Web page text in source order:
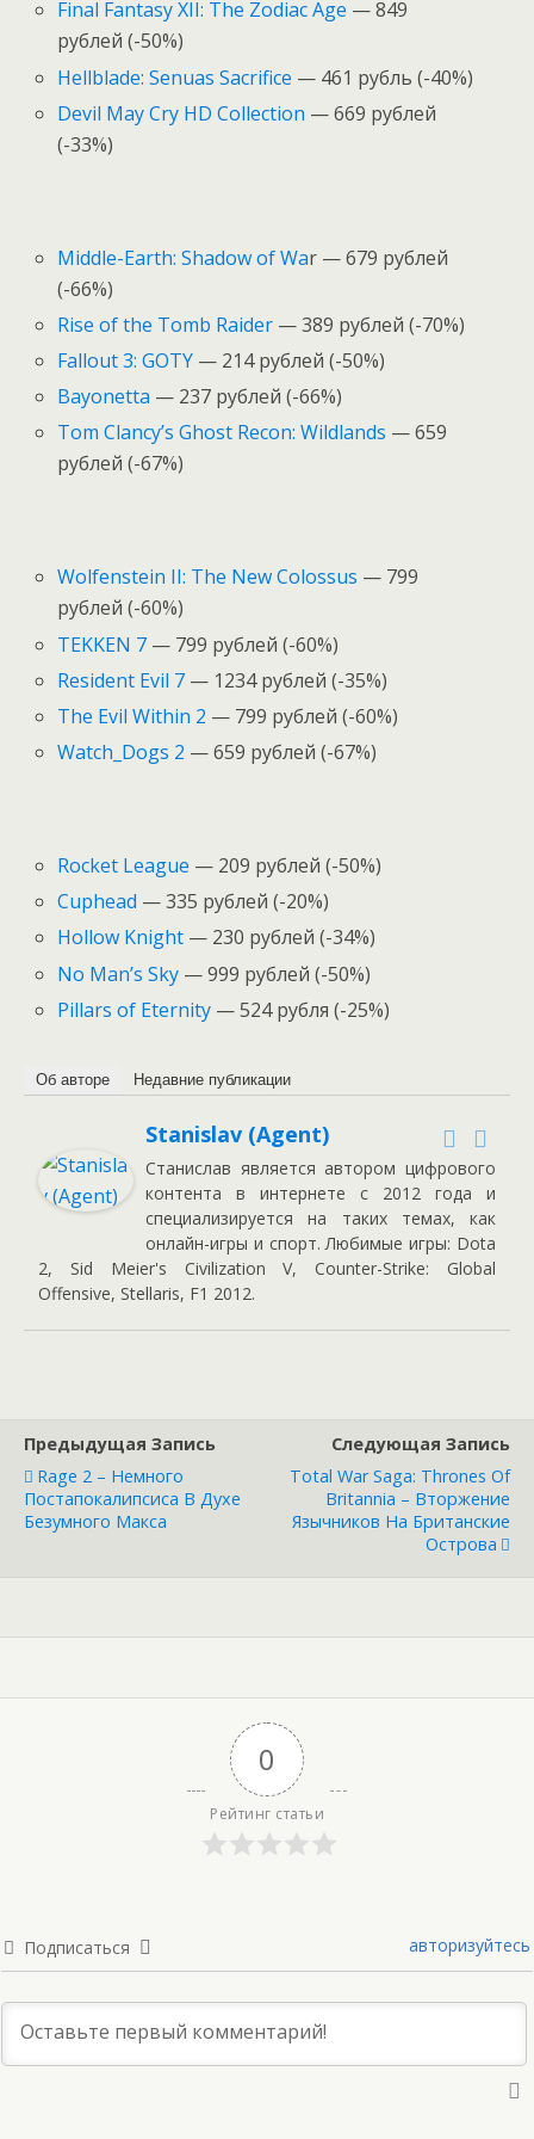
Final Fantasy XII: The Zodiac Age — 849
рублей (-50%)
Hellblade: Senuas Sacrifice — 461 рубль (-40%)
Devil May Cry HD Collection — 669 рублей
(-33%)
Middle-Earth: Shadow of War — 679 рублей
(-66%)
Rise of the Tomb Raider — 389 рублей (-70%)
Fallout 3: GOTY — 214 рублей (-50%)
Bayonetta — 237 рублей (-66%)
Tom Clancy’s Ghost Recon: Wildlands — 659
рублей (-67%)
Wolfenstein II: The New Colossus — 799
рублей (-60%)
TEKKEN 7 — 799 рублей (-60%)
Resident Evil 7 — 1234 рублей (-35%)
The Evil Within 2 — 799 рублей (-60%)
Watch_Dogs 2 — 659 рублей (-67%)
Rocket League — 209 рублей (-50%)
Cuphead — 335 рублей (-20%)
Hollow Knight — 230 рублей (-34%)
No Man’s Sky — 999 рублей (-50%)
Pillars of Eternity — 524 рубля (-25%)
Об авторе Недавние публикации
Stanislav (Agent)
Станислав является автором цифрового
контента в интернете с 2012 года и
специализируется на таких темах, как
онлайн-игры и спорт. Любимые игры: Dota
2, Sid Meier's Civilization V, Counter-Strike: Global
Offensive, Stellaris, F1 2012.
Предыдущая Запись
Rage 2 – Немного
Постапокалипсиса В Духе
Безумного Макса
Следующая Запись
Total War Saga: Thrones Of
Britannia – Вторжение
Язычников На Британские
Острова
0
Рейтинг статьи
Подписаться авторизуйтесь